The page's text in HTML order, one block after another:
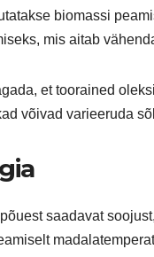
biomassi
mis aitab
et toorained
võivad varieeruda
saadavat